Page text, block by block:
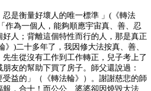
忍是衡量好壞人的唯一標準 」(《轉法
作為一個人，能夠順應宇宙真、善、忍
人；背離這個特性而行的人，那是真正
》)二十多年了，我因修大法按真、善、
先生從沒有工作到工作轉正，兒子考上了
友的幫助下買了房子。師父還說過：
受益的」（《轉法輪》）。謝謝慈悲的師
報，合十！而公公、婆婆卻因燒毀大法